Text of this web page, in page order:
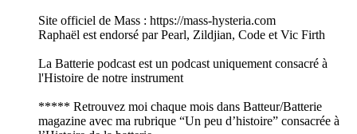
Site officiel de Mass : https://mass-hysteria.com
Raphaël est endorsé par Pearl, Zildjian, Code et Vic Firth
La Batterie podcast est un podcast uniquement consacré à
l'Histoire de notre instrument
***** Retrouvez moi chaque mois dans Batteur/Batterie
magazine avec ma rubrique “Un peu d’histoire” consacrée à